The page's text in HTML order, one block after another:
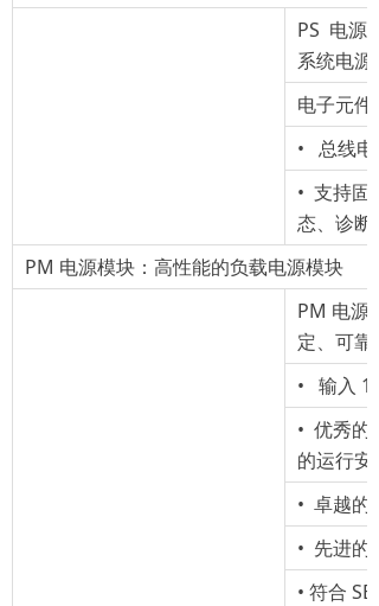
PS 电源
系统电
电子元件
• 总线电
• 支持固
态、诊断
PM 电源模块：高性能的负载电源模块
PM 电源
定、可靠
• 输入
• 优秀的
的运行安全
• 卓越的
• 先进的
• 符合